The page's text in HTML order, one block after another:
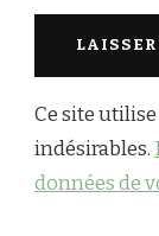
Ce site
indésirables.
données de